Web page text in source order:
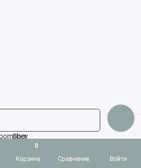
Корзина
0
Сравнение
Войти